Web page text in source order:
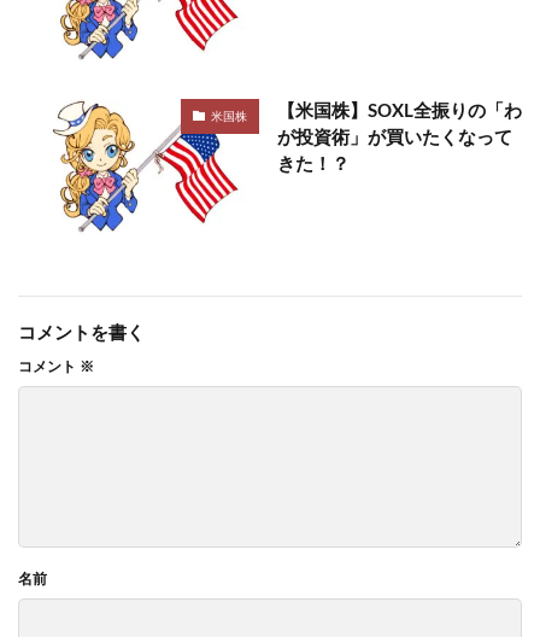
米国株
【米国株】SOXL全振りの「わ
が投資術」が買いたくなって
きた！？
コメントを書く
コメント ※
名前